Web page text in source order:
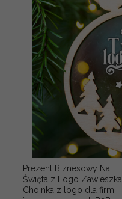
Prezent Biznesowy Na
Święta z Logo Zawieszka
Choinka z logo dla firm